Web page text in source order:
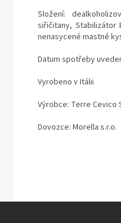
Složení:
siřičitany, Stabilizátor
nenasycené mastné
Datum spotřeby
Vyrobeno v Itálii
Výrobce: Terre Cevico
Dovozce: Morella s.r.o.